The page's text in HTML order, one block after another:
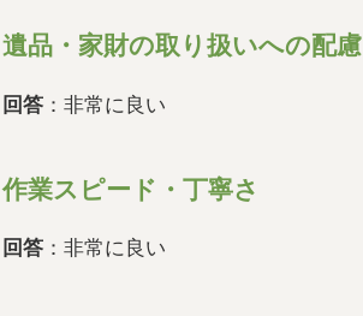
遺品・家財の取り扱いへの配慮
回答：非常に良い
作業スピード・丁寧さ
回答：非常に良い